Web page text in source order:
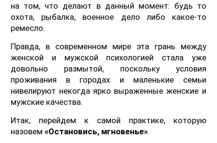
на том, что делают в данный момент: будь то
охота, рыбалка, военное дело либо какое-то
ремесло.
Правда, в современном мире эта грань между
женской и мужской психологией стала уже
довольно размытой, поскольку условия
проживания в городах и маленькие семьи
нивелируют некогда ярко выраженные женские и
мужские качества.
Итак, перейдем к самой практике, которую
назовем«Остановись, мгновенье».